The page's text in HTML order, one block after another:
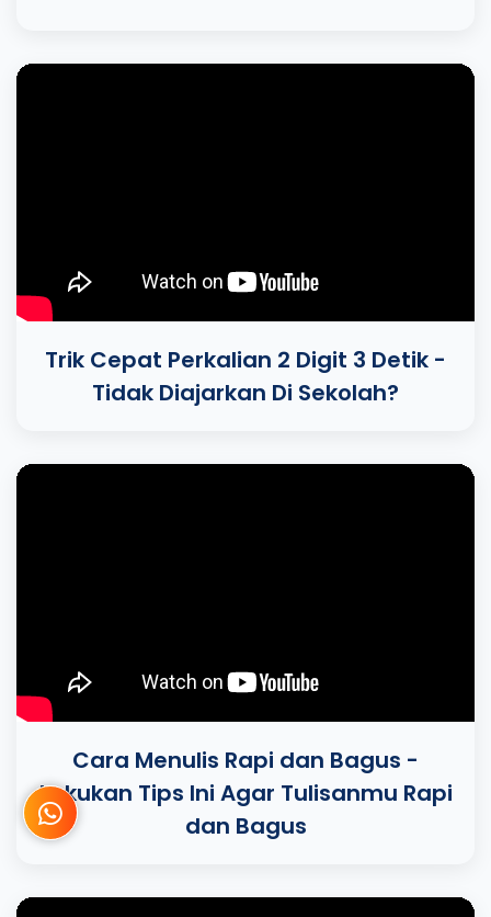
Trik Cepat Perkalian 2 Digit 3 Detik -
Tidak Diajarkan Di Sekolah?
Cara Menulis Rapi dan Bagus -
Lakukan Tips Ini Agar Tulisanmu Rapi
dan Bagus